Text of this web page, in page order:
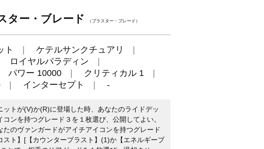
ター・ブレード （ブラスター・ブレード）
ト
ケテルサンクチュアリ
ロイヤルパラディン
パワー 10000
クリティカル 1
インターセプト -
ットが(V)か(R)に登場した時、あなたのライドデッ
コンを持つグレード３を１枚選び、公開してよい。
たのヴァンガードがアイチアイコンを持つグレード
スト】[【カウンターブラスト】(1)か【エネルギーブ